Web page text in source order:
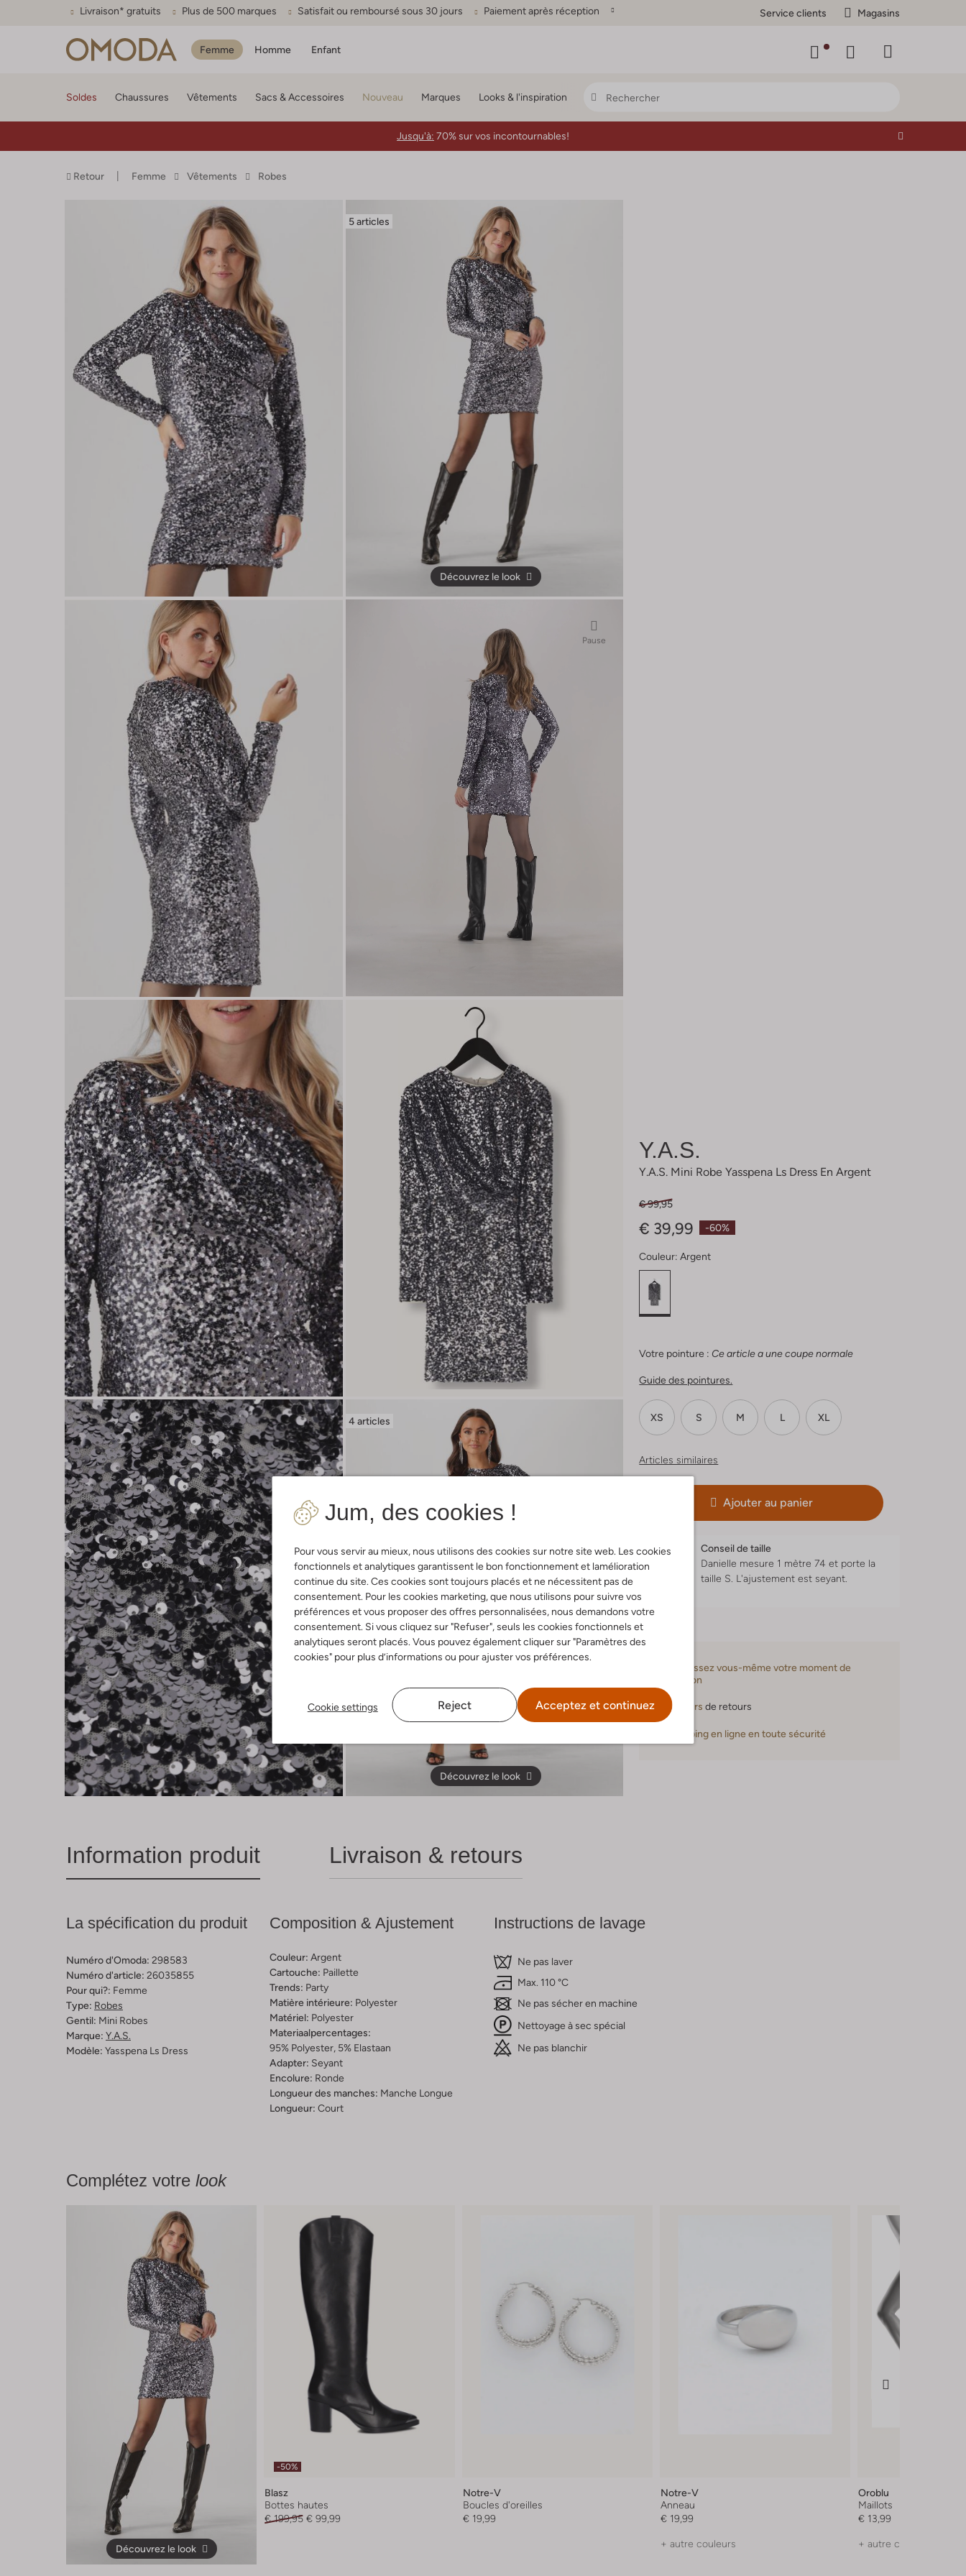
Livraison* gratuits Plus de 500 marques Satisfait ou remboursé sous 30 jours Paiement après réception Service clients Magasins
Femme Homme Enfant
Jum, des cookies !
Pour vous servir au mieux, nous utilisons des cookies sur notre site web. Les cookies
fonctionnels et analytiques garantissent le bon fonctionnement et lamélioration
continue du site. Ces cookies sont toujours placés et ne nécessitent pas de
consentement. Pour les cookies marketing, que nous utilisons pour suivre vos
préférences et vous proposer des offres personnalisées, nous demandons votre
consentement. Si vous cliquez sur "Refuser", seuls les cookies fonctionnels et
analytiques seront placés. Vous pouvez également cliquer sur "Paramètres des
cookies" pour plus d’informations ou pour ajuster vos préférences.
Cookie settings Reject Acceptez et continuez
Soldes Chaussures Vêtements Sacs & Accessoires Nouveau Marques Looks & l'inspiration
Jusqu'à: 70% sur vos incontournables!
Retour Femme Vêtements Robes
5 articles
Découvrez le look
Pause
4 articles
Découvrez le look
Y.a.s.
Y.a.s. Mini Robe Yasspena Ls Dress En Argent
-60%
€ 99,95
€ 39,99
Couleur: Argent
Votre pointure : Ce article a une coupe normale
Guide des pointures.
XS S M L XL
Articles similaires
Ajouter au panier
Conseil de taille
Danielle mesure 1 mètre 74 et porte la
taille S. L'ajustement est seyant.
Choisissez vous-même votre moment de
livraison
30 jours de retours
Shopping en ligne en toute sécurité
Information produit Livraison & retours
La spécification du produit
Numéro d'Omoda: 298583
Numéro d'article: 26035855
Pour qui?: Femme
Type: Robes
Gentil: Mini Robes
Marque: Y.a.s.
Modèle: Yasspena Ls Dress
Composition & Ajustement
Couleur: Argent
Cartouche: Paillette
Trends: Party
Matière intérieure: Polyester
Matériel: Polyester
Materiaalpercentages:
95% Polyester, 5% Elastaan
Adapter: Seyant
Encolure: Ronde
Longueur des manches: Manche Longue
Longueur: Court
Instructions de lavage
Ne pas laver
Max. 110 °C
Ne pas sécher en machine
Nettoyage à sec spécial
Ne pas blanchir
Complétez votre look
Découvrez le look
-50%
Blasz
Bottes hautes
€ 199,95 € 99,99
Notre-V
Boucles d'oreilles
€ 19,99
Notre-V
Anneau
€ 19,99
+ autre couleurs
Oroblu
Maillots
€ 13,99
+ autre couleurs